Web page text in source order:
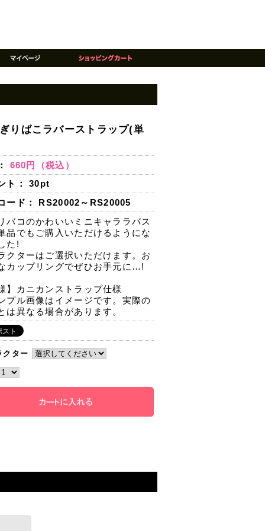
りばこラバーストラップ(単
660円（税込）
ト：
30pt
ード： RS20002～RS20005
バコのかわいいミニキャララバス
品でもご購入いただけるようにな
た!
クターはご選択いただけます。お
カップリングでぜひお手元に…!
】カニカンストラップ仕様
プル画像はイメージです。実際の
は異なる場合があります。
クター